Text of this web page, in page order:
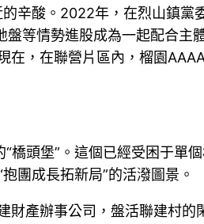
辛酸。2022年，在烈山鎮黨
等情勢進股成為一起配合主
在，在聯營片區內，榴園
頭堡”。這個已經受困于單
團成長拓新局”的活潑圖景。
財產辦事公司，盤活聯建村